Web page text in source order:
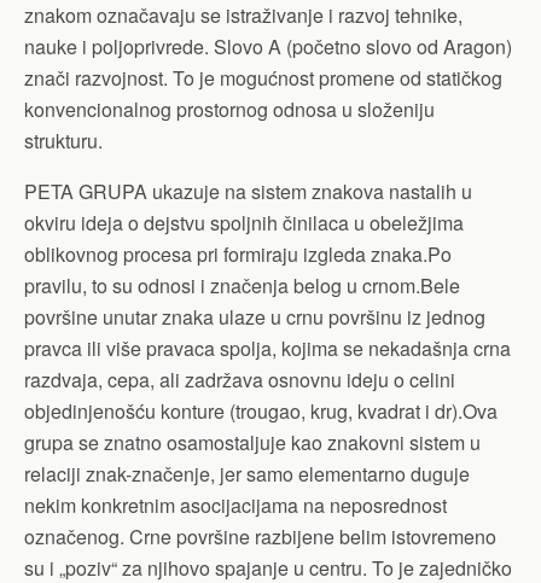
znakom označavaju se istraživanje i razvoj tehnike,
nauke i poljoprivrede. Slovo A (početno slovo od Aragon)
znači razvojnost. To je mogućnost promene od statičkog
konvencionalnog prostornog odnosa u složeniju
strukturu.
PETA GRUPA ukazuje na sistem znakova nastalih u
okviru ideja o dejstvu spoljnih činilaca u obeležjima
oblikovnog procesa pri formiraju izgleda znaka.Po
pravilu, to su odnosi i značenja belog u crnom.Bele
površine unutar znaka ulaze u crnu površinu iz jednog
pravca ili više pravaca spolja, kojima se nekadašnja crna
razdvaja, cepa, ali zadržava osnovnu ideju o celini
objedinjenošću konture (trougao, krug, kvadrat i dr).Ova
grupa se znatno osamostaljuje kao znakovni sistem u
relaciji znak-značenje, jer samo elementarno duguje
nekim konkretnim asocijacijama na neposrednost
označenog. Crne površine razbijene belim istovremeno
su i „poziv“ za njihovo spajanje u centru. To je zajedničko